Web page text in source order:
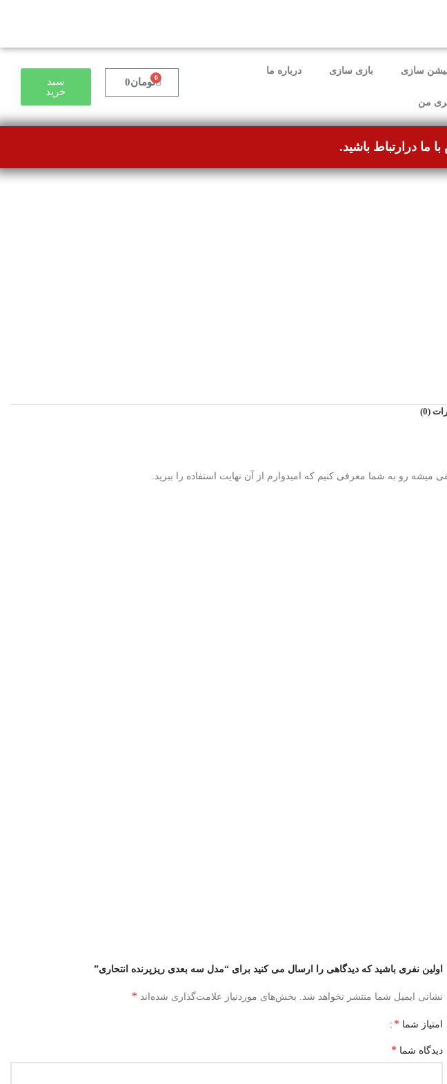
سازی بازی سازی درباره ما
من
تومان0 0
سبد
خرید
ما درارتباط باشید.
(0)
رو به شما معرفی کنیم که امیدوارم از آن نهایت استفاده را ببرید.
اولین نفری باشید که دیدگاهی را ارسال می کنید برای “مدل سه بعدی ریزپرنده انتحاری”
نشانی ایمیل شما منتشر نخواهد شد. بخش‌های موردنیاز علامت‌گذاری شده‌اند *
امتیاز شما *
دیدگاه شما *